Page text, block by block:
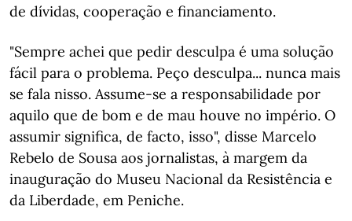
de dívidas, cooperação e financiamento.
"Sempre achei que pedir desculpa é uma solução
fácil para o problema. Peço desculpa... nunca mais
se fala nisso. Assume-se a responsabilidade por
aquilo que de bom e de mau houve no império. O
assumir significa, de facto, isso", disse Marcelo
Rebelo de Sousa aos jornalistas, à margem da
inauguração do Museu Nacional da Resistência e
da Liberdade, em Peniche.